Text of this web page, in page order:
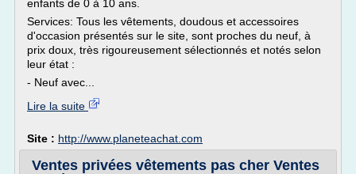
enfants de 0 à 10 ans.
Services: Tous les vêtements, doudous et accessoires
d'occasion présentés sur le site, sont proches du neuf, à
prix doux, très rigoureusement sélectionnés et notés selon
leur état :
- Neuf avec...
Lire la suite
Site : http://www.planeteachat.com
Ventes privées vêtements pas cher Ventes